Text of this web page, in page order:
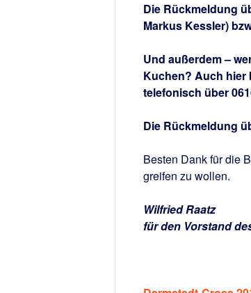
Die Rückmeldung
Markus Kessler)
Und außerdem –
Kuchen? Auch hier
telefonisch über
Die Rückmeldung
Besten Dank für die
greifen zu wollen.
Wilfried Raatz
für den Vorstand